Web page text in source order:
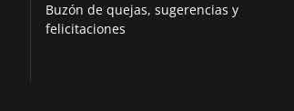
Buzón de quejas, sugerencias y
felicitaciones